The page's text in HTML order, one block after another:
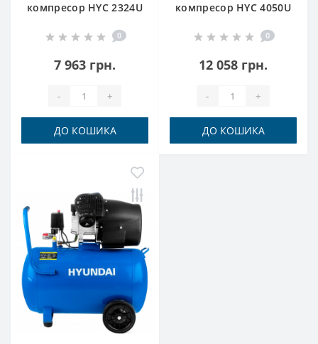
компресор HYC 2324U
0
7 963 грн.
- +
ДО КОШИКА
компресор HYC 4050U
0
12 058 грн.
- +
ДО КОШИКА